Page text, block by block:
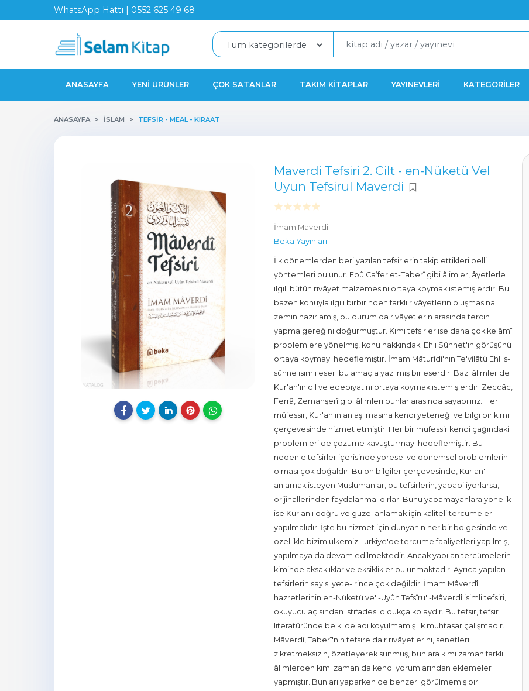
WhatsApp Hattı | 0552 625 49 68
ANASAYFA YENI ÜRÜNLER ÇOK SATANLAR TAKIM KITAPLAR YAYINEVLERI KATEGORILER
ANASAYFA İSLAM TEFSIR - MEAL - KIRAAT
Maverdi Tefsiri 2. Cilt - en-Nüketü Vel
Uyun Tefsirul Maverdi
İmam Maverdi
Beka Yayınları
İlk dönemlerden beri yazılan tefsirlerin takip ettikleri belli
yöntemleri bulunur. Ebû Ca‘fer et-Taberî gibi âlimler, âyetlerle
ilgili bütün rivâyet malzemesini ortaya koymak istemişlerdir. Bu
bazen konuyla ilgili birbirinden farklı rivâyetlerin oluşmasına
zemin hazırlamış, bu durum da rivâyetlerin arasında tercih
yapma gereğini doğurmuştur. Kimi tefsirler ise daha çok kelâmî
problemlere yönelmiş, konu hakkındaki Ehli Sünnet'in görüşünü
ortaya koymayı hedeflemiştir. İmam Mâturîdî'nin Te'vîlâtü Ehli's-
sünne isimli eseri bu amaçla yazılmış bir eserdir. Bazı âlimler de
Kur'an'ın dil ve edebiyatını ortaya koymak istemişlerdir. Zeccâc,
Ferrâ, Zemahşerî gibi âlimleri bunlar arasında sayabiliriz. Her
müfessir, Kur'an'ın anlaşılmasına kendi yeteneği ve bilgi birikimi
çerçevesinde hizmet etmiştir. Her bir müfessir kendi çağındaki
problemleri de çözüme kavuşturmayı hedeflemiştir. Bu
nedenle tefsirler içerisinde yöresel ve dönemsel problemlerin
olması çok doğaldır. Bu ön bilgiler çerçevesinde, Kur'an'ı
anlamak isteyen Müslümanlar, bu tefsirlerin, yapabiliyorlarsa,
orijinallerinden faydalanmalıdırlar. Bunu yapamayanlara yönelik
ise Kur'an'ı doğru ve güzel anlamak için kaliteli tercümeler
yapılmalıdır. İşte bu hizmet için dünyanın her bir bölgesinde ve
özellikle bizim ülkemiz Türkiye'de tercüme faaliyetleri yapılmış,
yapılmaya da devam edilmektedir. Ancak yapılan tercümelerin
kiminde aksaklıklar ve eksiklikler bulunmaktadır. Ayrıca yapılan
tefsirlerin sayısı yete- rince çok değildir. İmam Mâverdî
hazretlerinin en-Nüketü ve'l-Uyûn Tefsîru'l-Mâverdî isimli tefsiri,
okuyucu açısından istifadesi oldukça kolaydır. Bu tefsir, tefsir
literatüründe belki de adı koyulmamış ilk muhtasar çalışmadır.
Mâverdî, Taberî'nin tefsire dair rivâyetlerini, senetleri
zikretmeksizin, özetleyerek sunmuş, bunlara kimi zaman farklı
âlimlerden kimi zaman da kendi yorumlarından eklemeler
yapmıştır. Bunları yaparken de benzeri görülmemiş bir